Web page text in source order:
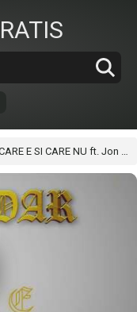
E SI CARE NU ft. Jon Baiat Bun